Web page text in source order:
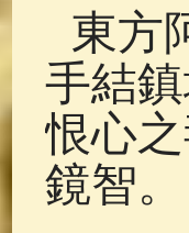
東方
手結
恨心
鏡智。